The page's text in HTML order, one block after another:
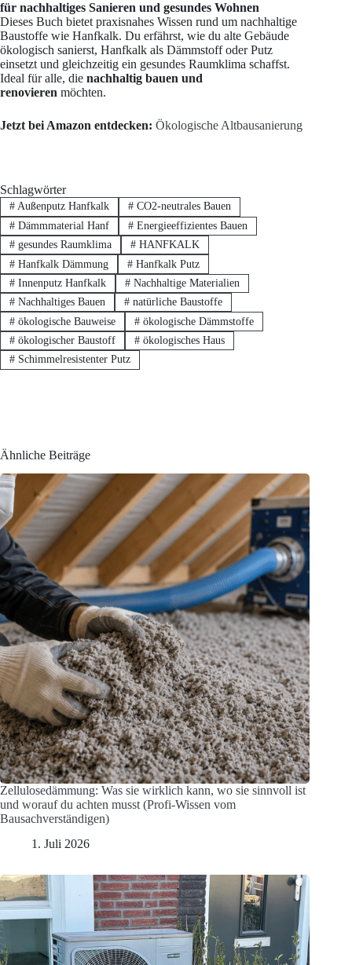
für nachhaltiges Sanieren und gesundes Wohnen
Dieses Buch bietet praxisnahes Wissen rund um nachhaltige
Baustoffe wie Hanfkalk. Du erfährst, wie du alte Gebäude
ökologisch sanierst, Hanfkalk als Dämmstoff oder Putz
einsetzt und gleichzeitig ein gesundes Raumklima schaffst.
Ideal für alle, die nachhaltig bauen und
renovieren möchten.
Jetzt bei Amazon entdecken: Ökologische Altbausanierung
Schlagwörter
#Außenputz Hanfkalk #CO2-neutrales Bauen
#Dämmmaterial Hanf #Energieeffizientes Bauen
#gesundes Raumklima #HANFKALK
#Hanfkalk Dämmung #Hanfkalk Putz
#Innenputz Hanfkalk #Nachhaltige Materialien
#Nachhaltiges Bauen #natürliche Baustoffe
#ökologische Bauweise #ökologische Dämmstoffe
#ökologischer Baustoff #ökologisches Haus
#Schimmelresistenter Putz
Ähnliche Beiträge
Zellulosedämmung: Was sie wirklich kann, wo sie sinnvoll ist
und worauf du achten musst (Profi-Wissen vom
Bausachverständigen)
1. Juli 2026